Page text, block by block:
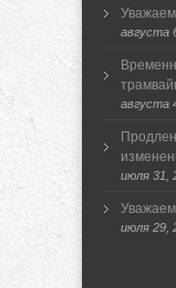
августа
августа
июля 31,
июля 29,